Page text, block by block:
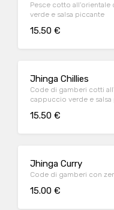
Pesce cotto
verde e salsa piccante
15.50 €
Jhinga Chillies
Code di gamberi cotti
cappuccio verde e
15.50 €
Jhinga Curry
Code di gamberi con
15.00 €